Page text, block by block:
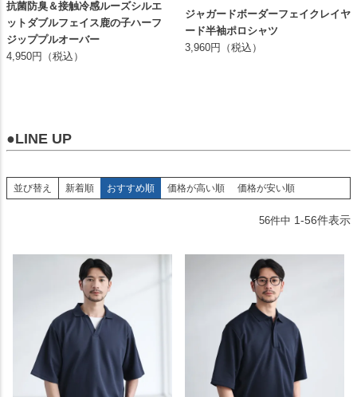
抗菌防臭＆接触冷感ルーズシルエ
ットダブルフェイス鹿の子ハーフ
ジッププルオーバー
4,950円（税込）
ジャガードボーダーフェイクレイヤ
ード半袖ポロシャツ
3,960円（税込）
●LINE UP
並び替え 新着順 おすすめ順 価格が高い順 価格が安い順
56件中 1-56件表示